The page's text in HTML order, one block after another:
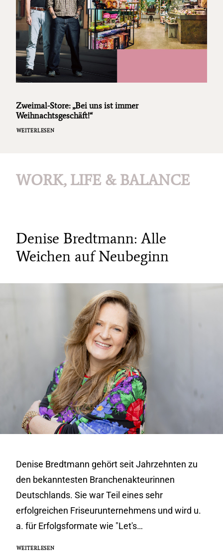
Zweimal-Store: „Bei uns ist immer
Weihnachtsgeschäft!“
WEITERLESEN
WORK, LIFE & BALANCE
Denise Bredtmann: Alle
Weichen auf Neubeginn
Denise Bredtmann gehört seit Jahrzehnten zu
den bekanntesten Branchenakteurinnen
Deutschlands. Sie war Teil eines sehr
erfolgreichen Friseurunternehmens und wird u.
a. für Erfolgsformate wie "Let's…
WEITERLESEN